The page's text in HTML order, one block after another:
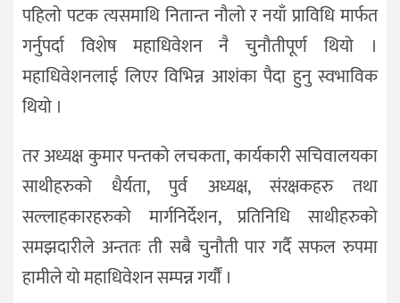
पहिलो पटक त्यसमाथि नितान्त नौलो र नयाँ प्राविधि मार्फत
गर्नुपर्दा विशेष महाधिवेशन नै चुनौतीपूर्ण थियो ।
महाधिवेशनलाई लिएर विभिन्न आशंका पैदा हुनु स्वभाविक
थियो ।
तर अध्यक्ष कुमार पन्तको लचकता, कार्यकारी सचिवालयका
साथीहरुको धैर्यता, पुर्व अध्यक्ष, संरक्षकहरु तथा
सल्लाहकारहरुको मार्गनिर्देशन, प्रतिनिधि साथीहरुको
समझदारीले अन्ततः ती सबै चुनौती पार गर्दै सफल रुपमा
हामीले यो महाधिवेशन सम्पन्न गर्यौं ।